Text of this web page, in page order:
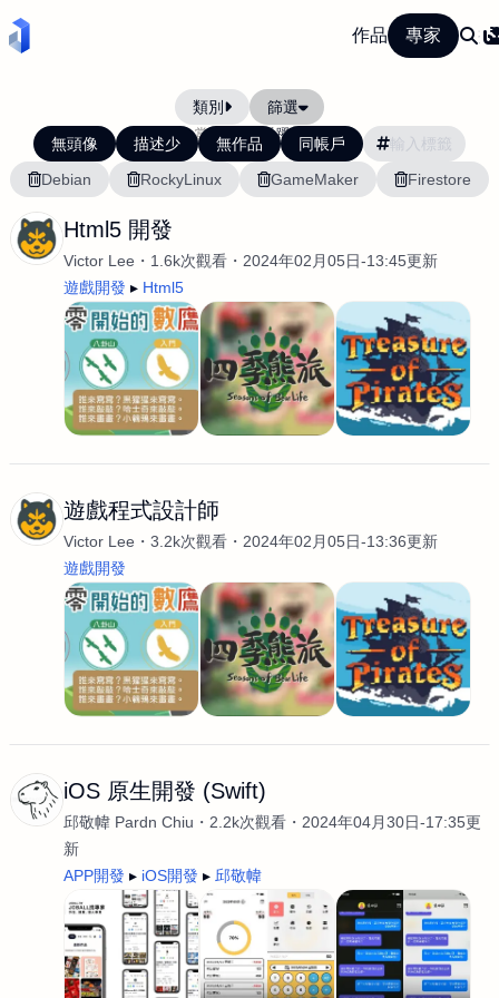
作品 專家
類別 篩選
當前排序: 活躍度
無頭像 描述少 無作品
同帳戶
Debian
RockyLinux GameMaker Firestore
Html5 開發
Victor Lee 1.6k次觀看
2024年02月05日-13:45更新
遊戲開發
Html5
遊戲程式設計師
Victor Lee 3.2k次觀看
2024年02月05日-13:36更新
遊戲開發
iOS 原生開發 (Swift)
邱敬幃 Pardn Chiu 2.2k次觀看
2024年04月30日-17:35更
新
APP開發
iOS開發 邱敬幃